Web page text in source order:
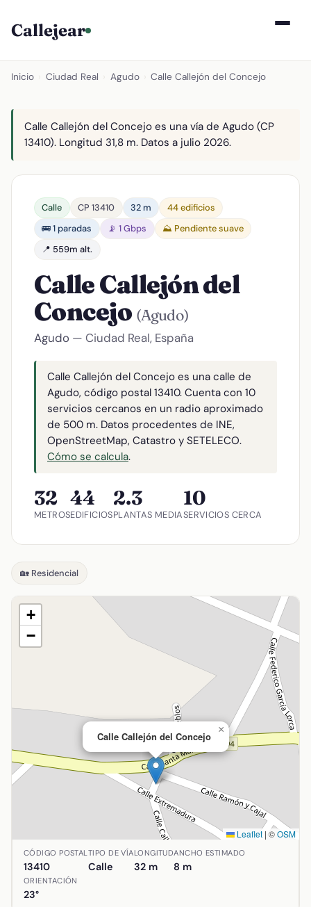
Callejear
Inicio Ciudad Real Agudo Calle Callejón del Concejo
Calle Callejón del Concejo es una vía de Agudo (CP
13410). Longitud 31,8 m. Datos a julio 2026.
Calle CP 13410 32 m
44 edificios
🚌 1 paradas
📡 1 Gbps
⛰️ Pendiente suave
📍 559m alt.
Calle Callejón del
Concejo (Agudo)
Agudo — Ciudad Real, España
Calle Callejón del Concejo es una calle de
Agudo, código postal 13410. Cuenta con 10
servicios cercanos en un radio aproximado
de 500 m. Datos procedentes de INE,
OpenStreetMap, Catastro y SETELECO.
Cómo se calcula.
32
METROS
44
EDIFICIOS
2.3
PLANTAS MEDIA
10
SERVICIOS CERCA
🏡 Residencial
Calle Callejón del Concejo
×
+
−
Leaflet | ©OSM
Ubicación de Calle Callejón del Concejo en Agudo,
CÓDIGO POSTAL
13410
TIPO DE VÍA
Calle
LONGITUD
32 m
ANCHO ESTIMADO
8 m
ORIENTACIÓN
23°